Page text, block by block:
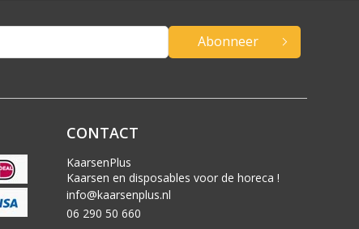
Abonneer
CONTACT
KaarsenPlus
Kaarsen en disposables voor de horeca !
info@kaarsenplus.nl
06 290 50 660